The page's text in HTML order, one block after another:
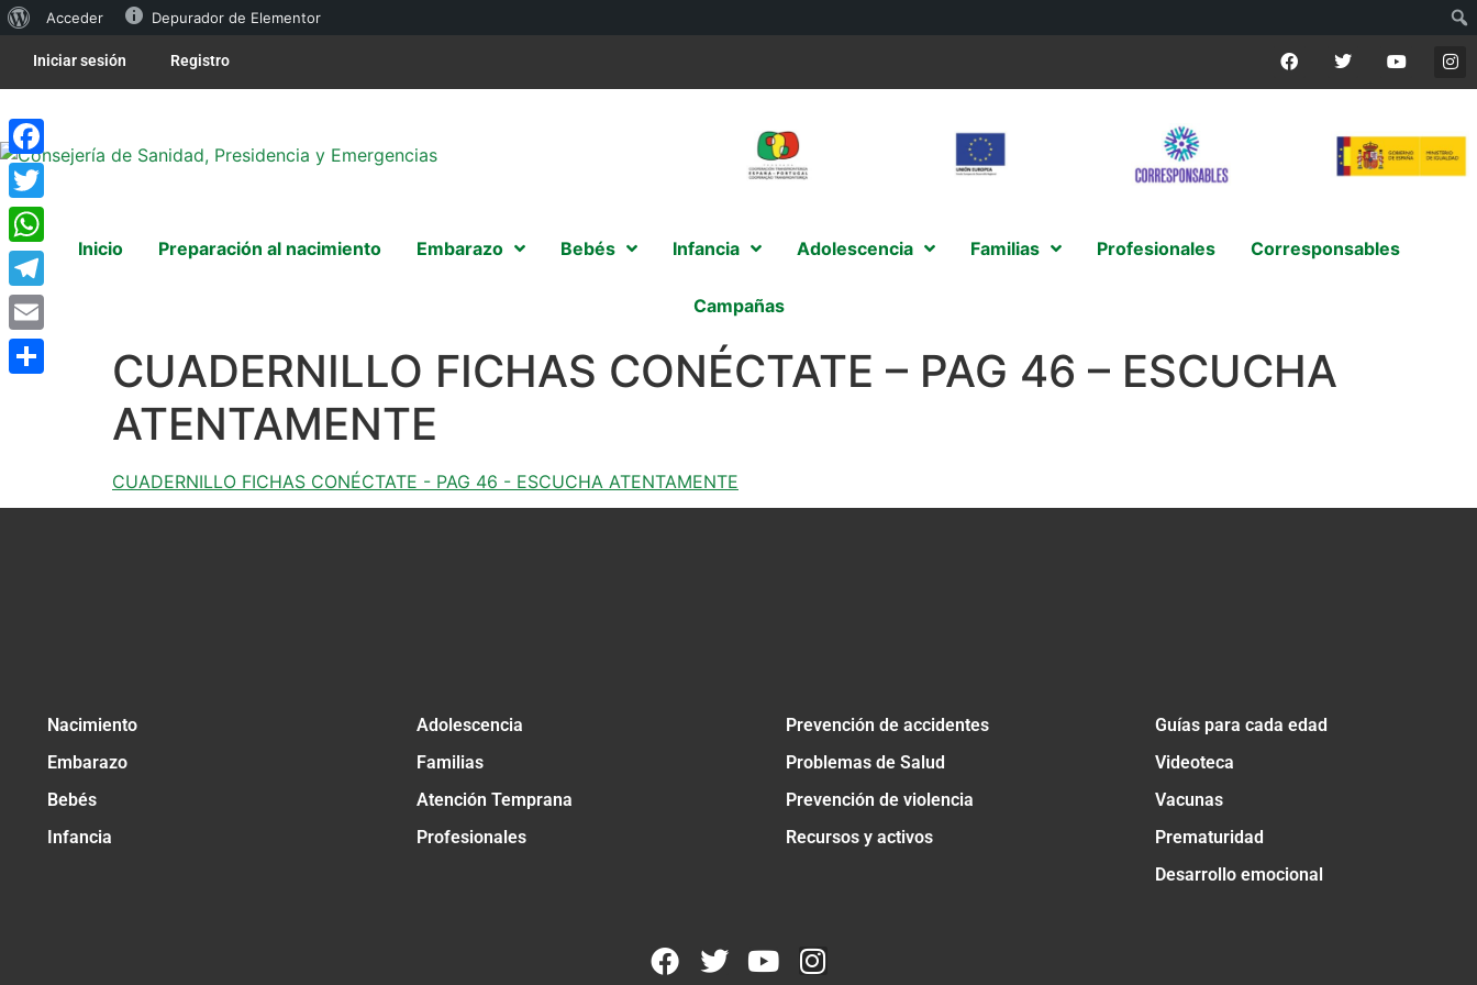
Acceder Depurador de Elementor
Iniciar sesión Registro
Inicio Preparación al nacimiento Embarazo Bebés Infancia Adolescencia Familias Profesionales Corresponsables
Campañas
CUADERNILLO FICHAS CONÉCTATE – PAG 46 – ESCUCHA
ATENTAMENTE
CUADERNILLO FICHAS CONÉCTATE - PAG 46 - ESCUCHA ATENTAMENTE
Nacimiento
Embarazo
Bebés
Infancia
Adolescencia
Familias
Atención Temprana
Profesionales
Prevención de accidentes
Problemas de Salud
Prevención de violencia
Recursos y activos
Guías para cada edad
Videoteca
Vacunas
Prematuridad
Desarrollo emocional
Facebook
Twitter
WhatsApp
Telegram
Email